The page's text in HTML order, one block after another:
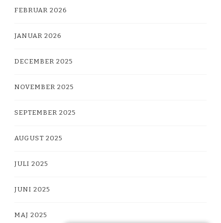
FEBRUAR 2026
JANUAR 2026
DECEMBER 2025
NOVEMBER 2025
SEPTEMBER 2025
AUGUST 2025
JULI 2025
JUNI 2025
MAJ 2025